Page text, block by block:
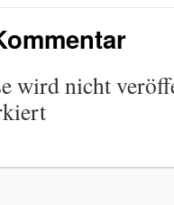
wird nicht